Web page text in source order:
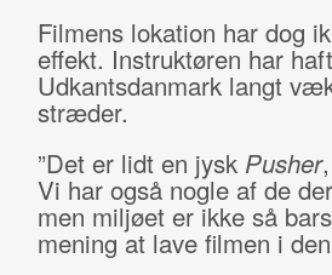
Filmens lokation har dog
effekt. Instruktøren har
Udkantsdanmark langt
stræder.
”Det er lidt en jysk Pusher
Vi har også nogle af de
men miljøet er ikke så
mening at lave filmen i